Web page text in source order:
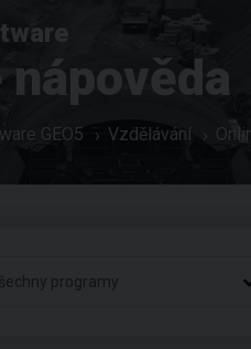
nápověda
GEO5 Vzdělávání
programy